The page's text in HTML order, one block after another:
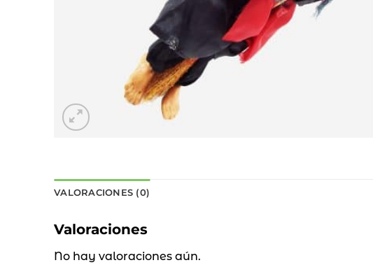
VALORACIONES (0)
Valoraciones
No hay valoraciones aún.